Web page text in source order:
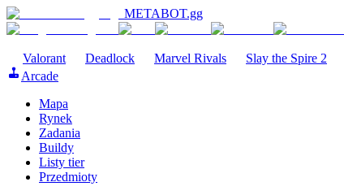
METABOT.gg
Valorant Deadlock Marvel Rivals Slay the Spire 2
Arcade
Mapa
Rynek
Zadania
Buildy
Listy tier
Przedmioty